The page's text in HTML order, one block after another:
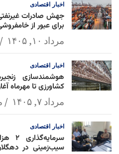
اخبار اقتصادی
جهش صادرات
برای عبور از
مرداد ۱۰, ۱۴۰۵
اخبار اقتصادی
هوشمندسازی
کشاورزی تا مهرماه
مرداد ۷, ۱۴۰۵
اخبار اقتصادی
سیب‌زمینی در